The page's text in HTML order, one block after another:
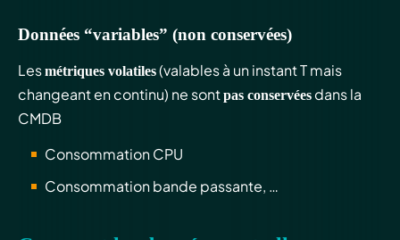
Données “variables” (non conservées)
Lesmétriques volatiles(valables à un instant T mais
changeant en continu) ne sontpas conservées dans la
CMDB
Consommation CPU
Consommation bande passante, …